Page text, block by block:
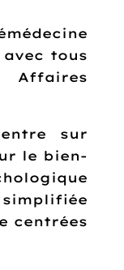
avec tous
sur
le bien-
centrées